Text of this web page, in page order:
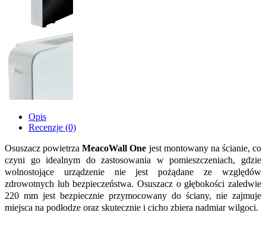
Opis
Recenzje (0)
Osuszacz powietrzaMeacoWall One jest montowany na ścianie, co
czyni go idealnym do zastosowania w pomieszczeniach, gdzie
wolnostojące urządzenie nie jest pożądane ze względów
zdrowotnych lub bezpieczeństwa. Osuszacz o głębokości zaledwie
220 mm jest bezpiecznie przymocowany do ściany, nie zajmuje
miejsca na podłodze oraz skutecznie i cicho zbiera nadmiar wilgoci.